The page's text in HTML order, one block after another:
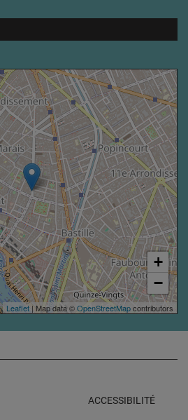
+
−
Leaflet | Map data ©OpenStreetMapcontributors
ACCESSIBILITÉ